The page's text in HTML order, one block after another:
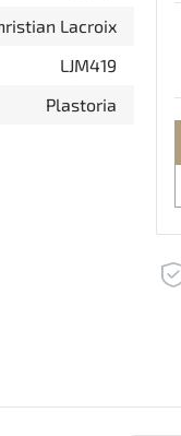
Lacroix
LJM419
Plastoria